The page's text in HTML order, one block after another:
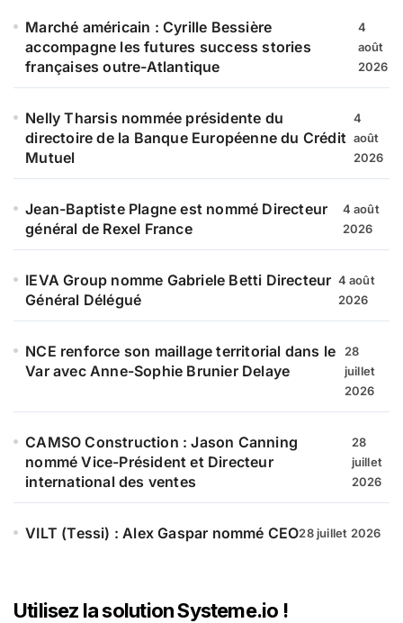
Marché américain : Cyrille Bessière
accompagne les futures success stories
françaises outre-Atlantique
4
août
2026
Nelly Tharsis nommée présidente du
directoire de la Banque Européenne du Crédit
Mutuel
4
août
2026
Jean-Baptiste Plagne est nommé Directeur
général de Rexel France
4 août
2026
IEVA Group nomme Gabriele Betti Directeur
Général Délégué
4 août
2026
NCE renforce son maillage territorial dans le
Var avec Anne-Sophie Brunier Delaye
28
juillet
2026
CAMSO Construction : Jason Canning
nommé Vice-Président et Directeur
international des ventes
28
juillet
2026
VILT (Tessi) : Alex Gaspar nommé CEO28 juillet 2026
Utilisez la solution Systeme.io !